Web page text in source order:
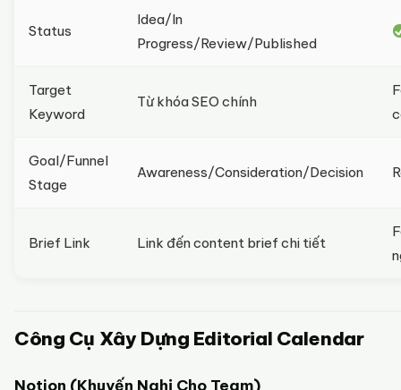
Status
Idea/In
Progress/Review/Published
Target
Keyword
Từ khóa SEO chính
Goal/Funnel
Stage
Awareness/Consideration/Decision
Brief Link Link đến content brief chi tiết
Công Cụ Xây Dựng Editorial Calendar
Notion (Khuyến Nghị Cho Team)